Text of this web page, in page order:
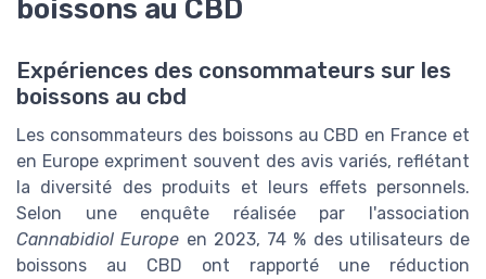
boissons au CBD
Expériences des consommateurs sur les
boissons au cbd
Les consommateurs des boissons au CBD en France et
en Europe expriment souvent des avis variés, reflétant
la diversité des produits et leurs effets personnels.
Selon une enquête réalisée par l'association
Cannabidiol Europe en 2023, 74 % des utilisateurs de
boissons au CBD ont rapporté une réduction